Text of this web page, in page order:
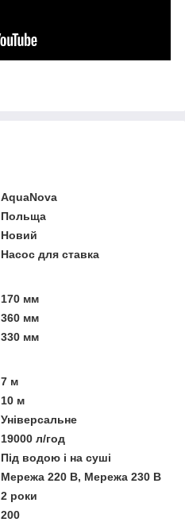
AquaNova
Польща
Новий
Насос для ставка
170 мм
360 мм
330 мм
7 м
10 м
Універсальне
19000 л/год
Під водою і на суші
Мережа 220 В, Мережа 230 В
2 роки
200